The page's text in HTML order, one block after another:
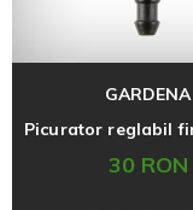
GARDENA
30 RON